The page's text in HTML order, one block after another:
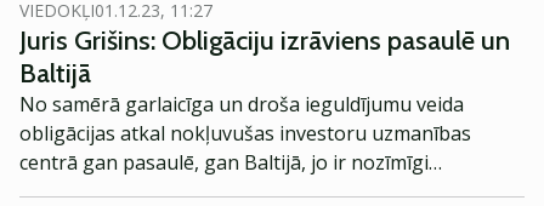
izaugsmei bieži kompānijai var būt nepieciešams
piesaistīt ārēju kapitalu. Pastāv divi pamata veidi, kā
biznesam saņemt naudu– aizņemties vai palielināt
pašu kapitālu un pārdot uzņēmuma daļas investoram.
Kā viens finansējuma veids atšķiras no otra un kādos
gadījumos labāk izmantojams?
VIEDOKĻI01.12.23, 11:27
Juris Grišins: Obligāciju izrāviens pasaulē un
Baltijā
No samērā garlaicīga un droša ieguldījumu veida
obligācijas atkal nokļuvušas investoru uzmanības
centrā gan pasaulē, gan Baltijā, jo ir nozīmīgi
palielinājies to ienesīgums. To veicinājusi centrālo